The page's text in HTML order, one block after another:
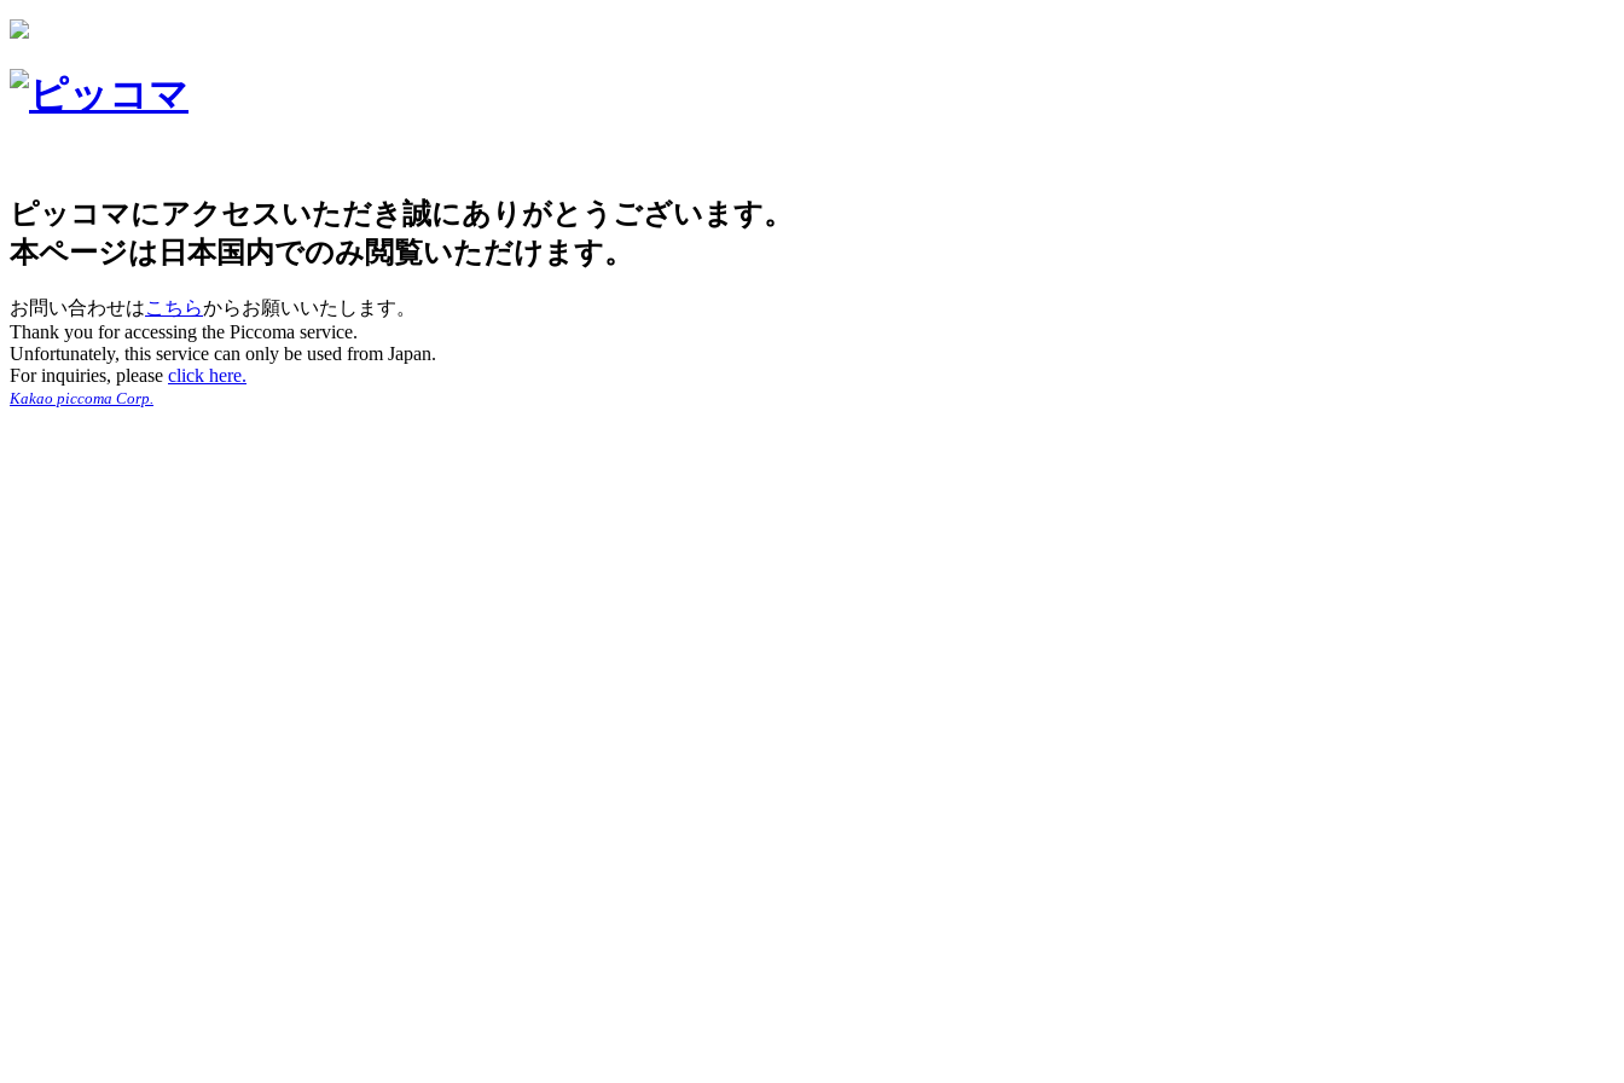
ピッコマにアクセスいただき誠にありがとうございます。
本ページは日本国内でのみ閲覧いただけます。
お問い合わせはこちらからお願いいたします。
Thank you for accessing the Piccoma service.
Unfortunately, this service can only be used from Japan.
For inquiries, please click here.
Kakao piccoma Corp.